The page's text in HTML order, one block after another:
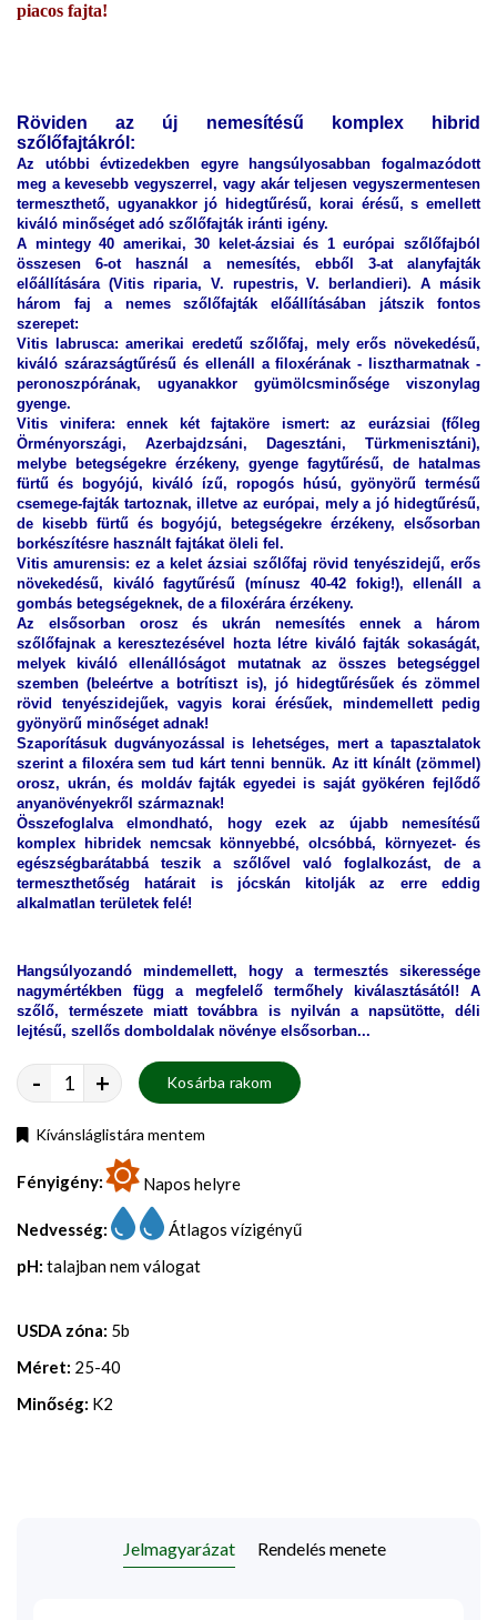
piacos fajta!
Röviden az új nemesítésű komplex hibrid
szőlőfajtákról:
Az utóbbi évtizedekben egyre hangsúlyosabban fogalmazódott
meg a kevesebb vegyszerrel, vagy akár teljesen vegyszermentesen
termeszthető, ugyanakkor jó hidegtűrésű, korai érésű, s emellett
kiváló minőséget adó szőlőfajták iránti igény.
A mintegy 40 amerikai, 30 kelet-ázsiai és 1 európai szőlőfajból
összesen 6-ot használ a nemesítés, ebből 3-at alanyfajták
előállítására (Vitis riparia, V. rupestris, V. berlandieri). A másik
három faj a nemes szőlőfajták előállításában játszik fontos
szerepet:
Vitis labrusca: amerikai eredetű szőlőfaj, mely erős növekedésű,
kiváló szárazságtűrésű és ellenáll a filoxérának - lisztharmatnak -
peronoszpórának, ugyanakkor gyümölcsminősége viszonylag
gyenge.
Vitis vinifera: ennek két fajtaköre ismert: az eurázsiai (főleg
Örményországi, Azerbajdzsáni, Dagesztáni, Türkmenisztáni),
melybe betegségekre érzékeny, gyenge fagytűrésű, de hatalmas
fürtű és bogyójú, kiváló ízű, ropogós húsú, gyönyörű termésű
csemege-fajták tartoznak, illetve az európai, mely a jó hidegtűrésű,
de kisebb fürtű és bogyójú, betegségekre érzékeny, elsősorban
borkészítésre használt fajtákat öleli fel.
Vitis amurensis: ez a kelet ázsiai szőlőfaj rövid tenyészidejű, erős
növekedésű, kiváló fagytűrésű (mínusz 40-42 fokig!), ellenáll a
gombás betegségeknek, de a filoxérára érzékeny.
Az elsősorban orosz és ukrán nemesítés ennek a három
szőlőfajnak a keresztezésével hozta létre kiváló fajták sokaságát,
melyek kiváló ellenállóságot mutatnak az összes betegséggel
szemben (beleértve a botrítiszt is), jó hidegtűrésűek és zömmel
rövid tenyészidejűek, vagyis korai érésűek, mindemellett pedig
gyönyörű minőséget adnak!
Szaporításuk dugványozással is lehetséges, mert a tapasztalatok
szerint a filoxéra sem tud kárt tenni bennük. Az itt kínált (zömmel)
orosz, ukrán, és moldáv fajták egyedei is saját gyökéren fejlődő
anyanövényekről származnak!
Összefoglalva elmondható, hogy ezek az újabb nemesítésű
komplex hibridek nemcsak könnyebbé, olcsóbbá, környezet- és
egészségbarátabbá teszik a szőlővel való foglalkozást, de a
termeszthetőség határait is jócskán kitolják az erre eddig
alkalmatlan területek felé!
Hangsúlyozandó mindemellett, hogy a termesztés sikeressége
nagymértékben függ a megfelelő termőhely kiválasztásától! A
szőlő, természete miatt továbbra is nyilván a napsütötte, déli
lejtésű, szellős domboldalak növénye elsősorban...
- + Kosárba rakom
Kívánsláglistára mentem
Fényigény: Napos helyre
Nedvesség:
Átlagos vízigényű
pH: talajban nem válogat
USDA zóna: 5b
Méret: 25-40
Minőség: K2
Jelmagyarázat Rendelés menete